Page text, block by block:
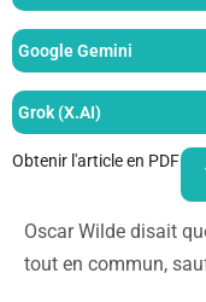
Google Gemini
Grok (X.AI)
Obtenir l'article en PDF
Oscar Wilde disait
tout en commun,